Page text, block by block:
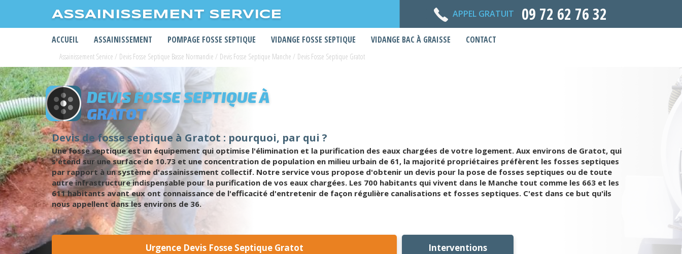
ASSAINISSEMENT SERVICE APPEL GRATUIT 09 72 62 76 32
ACCUEIL ASSAINISSEMENT POMPAGE FOSSE SEPTIQUE VIDANGE FOSSE SEPTIQUE VIDANGE BAC À GRAISSE CONTACT
Assainissement Service / Devis Fosse Septique Basse Normandie / Devis Fosse Septique Manche / Devis Fosse Septique Gratot
DEVIS FOSSE SEPTIQUE À
GRATOT
Devis de fosse septique à Gratot : pourquoi, par qui ?
Une fosse septique est un équipement qui optimise l'élimination et la purification des eaux chargées de votre logement. Aux environs de Gratot, qui
s'étend sur une surface de 10.73 et une concentration de population en milieu urbain de 61, la majorité propriétaires préfèrent les fosses septiques
par rapport à un système d'assainissement collectif. Notre service vous propose d'obtenir un devis pour la pose de fosses septiques ou de toute
autre infrastructure indispensable pour la purification de vos eaux chargées. Les 700 habitants qui vivent dans le Manche tout comme les 663 et les
611 habitants avant eux ont connaissance de l'efficacité d'entretenir de façon régulière canalisations et fosses septiques. C'est dans ce but qu'ils
nous appellent dans les environs de 36.
Urgence Devis Fosse Septique Gratot Interventions